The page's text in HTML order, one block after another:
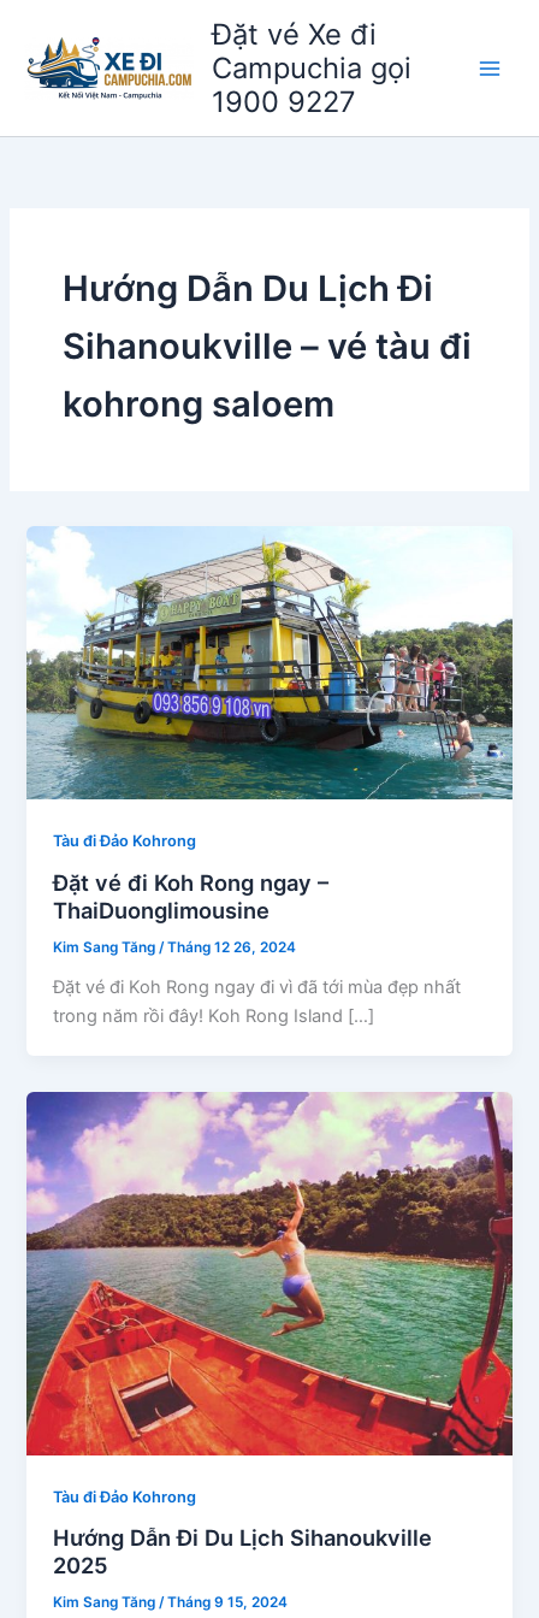
Đặt vé Xe đi
Campuchia gọi
1900 9227
Hướng Dẫn Du Lịch Đi
Sihanoukville – vé tàu đi
kohrong saloem
Tàu đi Đảo Kohrong
Đặt vé đi Koh Rong ngay –
ThaiDuonglimousine
Kim Sang Tăng /Tháng 12 26, 2024
Đặt vé đi Koh Rong ngay đi vì đã tới mùa đẹp nhất
trong năm rồi đây! Koh Rong Island […]
Tàu đi Đảo Kohrong
Hướng Dẫn Đi Du Lịch Sihanoukville
2025
Kim Sang Tăng/Tháng 9 15, 2024